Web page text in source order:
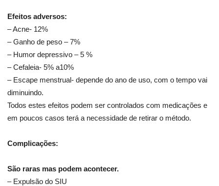
Efeitos adversos:
– Acne- 12%
– ⁠Ganho de peso – 7%
– ⁠Humor depressivo – 5 %
– Cefaleia- 5% a10%
– ⁠Escape menstrual- depende do ano de uso, com o tempo vai
diminuindo.
Todos estes efeitos podem ser controlados com medicações e
em poucos casos terá a necessidade de retirar o método.
Complicações:
São raras mas podem acontecer.
– Expulsão do SIU